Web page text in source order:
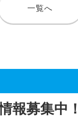
一覧へ
報募集中！